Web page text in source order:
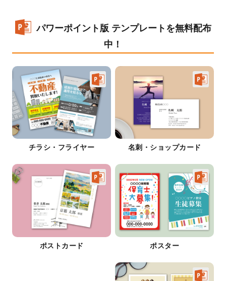
パワーポイント版 テンプレートを無料配布
中！
チラシ・フライヤー 名刺・ショップカード
ポストカード ポスター